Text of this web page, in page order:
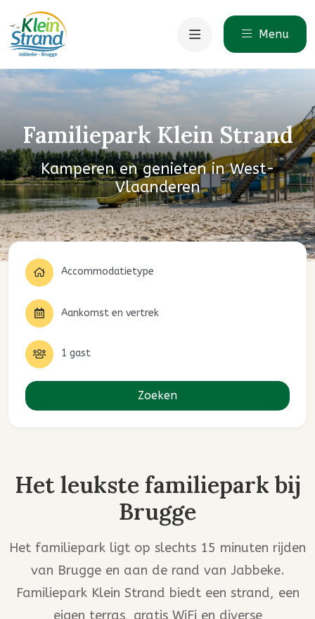
Menu
Familiepark Klein Strand
Kamperen en genieten in West-
Vlaanderen
Accommodatietype
Aankomst en vertrek
1 gast
Zoeken
Het leukste familiepark bij
Brugge
Het familiepark ligt op slechts 15 minuten rijden
van Brugge en aan de rand van Jabbeke.
Familiepark Klein Strand biedt een strand, een
eigen terras, gratis WiFi en diverse